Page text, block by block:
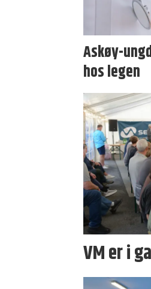
Askøy-
hos legen
VM er i